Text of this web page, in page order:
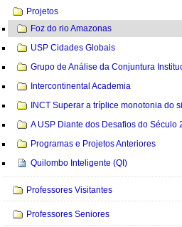
Projetos
Foz do rio Amazonas
USP Cidades Globais
Grupo de Análise da Conjuntura
Intercontinental Academia
INCT Superar a tríplice monotonia do
A USP Diante dos Desafios do Século
Programas e Projetos Anteriores
Quilombo Inteligente (QI)
Professores Visitantes
Professores Seniores